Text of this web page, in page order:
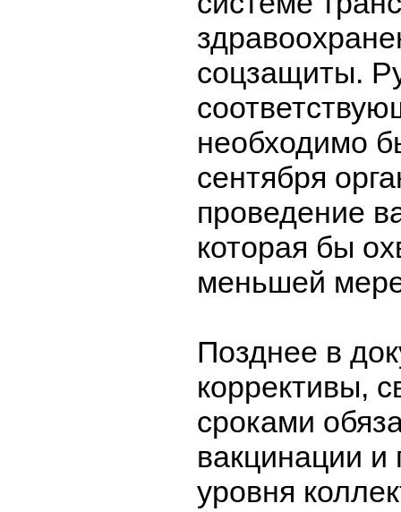
соцзащиты.
необходимо
сентября
проведение
которая бы
меньшей
Позднее в
коррективы,
сроками
вакцинации и
уровня